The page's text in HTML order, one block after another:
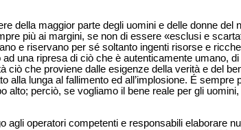
della maggior parte degli uomini e delle donne
più ai margini, se non di essere «esclusi e
e riservano per sé soltanto ingenti risorse e
ad una ripresa di ciò che è autenticamente umano,
ciò che proviene dalle esigenze della verità e del
alla lunga al fallimento ed all’implosione. É sempre
alto; perciò, se vogliamo il bene reale per gli
agli operatori competenti e responsabili elaborare